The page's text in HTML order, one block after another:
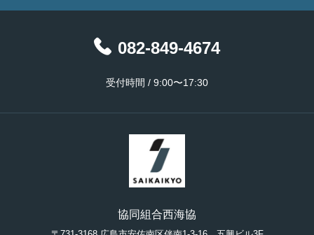
協同組合西海協
082-849-4674
受付時間 / 9:00〜17:30